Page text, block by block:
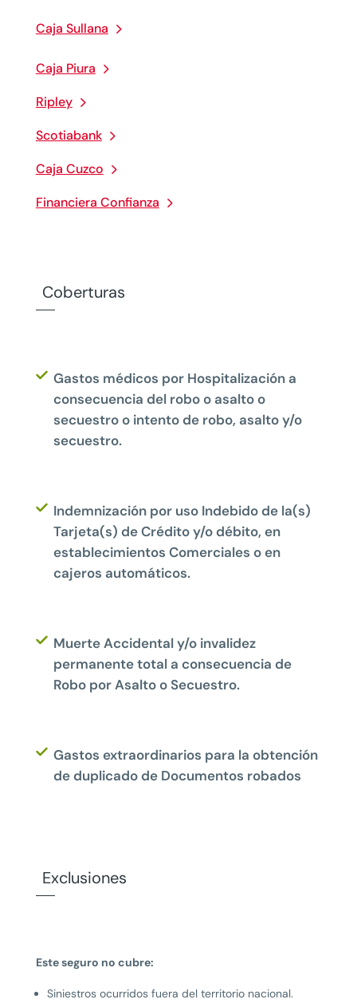
Caja Sullana
Caja Piura
Ripley
Scotiabank
Caja Cuzco
Financiera Confianza
Coberturas
Gastos médicos por Hospitalización a
consecuencia del robo o asalto o
secuestro o intento de robo, asalto y/o
secuestro.
Indemnización por uso Indebido de la(s)
Tarjeta(s) de Crédito y/o débito, en
establecimientos Comerciales o en
cajeros automáticos.
Muerte Accidental y/o invalidez
permanente total a consecuencia de
Robo por Asalto o Secuestro.
Gastos extraordinarios para la obtención
de duplicado de Documentos robados
Exclusiones
Este seguro no cubre:
Siniestros ocurridos fuera del territorio nacional.